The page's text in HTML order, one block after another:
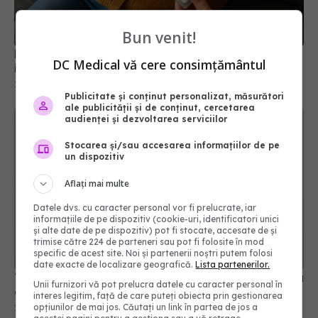
infirmat
Tratamentul care prelungește viața pacienților cu
cancer pancreatic
18 apr 2026, 13:09
Bun venit!
DC Medical vă cere consimțământul
Publicitate și conținut personalizat, măsurători
ale publicității și de conținut, cercetarea
audienței și dezvoltarea serviciilor
Stocarea și/sau accesarea informațiilor de pe
un dispozitiv
Aflați mai multe
Datele dvs. cu caracter personal vor fi prelucrate, iar
informațiile de pe dispozitiv (cookie-uri, identificatori unici
și alte date de pe dispozitiv) pot fi stocate, accesate de și
trimise către 224 de parteneri sau pot fi folosite în mod
specific de acest site. Noi și partenerii noștri putem folosi
date exacte de localizare geografică.Lista partenerilor.
Unii furnizori vă pot prelucra datele cu caracter personal în
interes legitim, față de care puteți obiecta prin gestionarea
opțiunilor de mai jos. Căutați un link în partea de jos a